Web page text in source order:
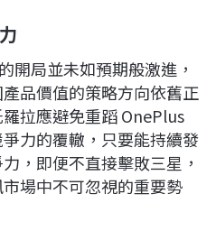
開局並未如預期般激進，
品價值的策略方向依舊正
拉應避免重蹈 OnePlus
力的覆轍，只要能持續發
，即便不直接擊敗三星，
場中不可忽視的重要勢